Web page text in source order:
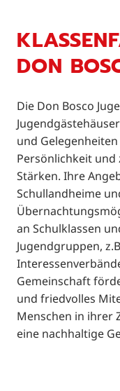
DON
Die Don Bosco
und
Persönlichkeit und
Stärken. Ihre
Schullandheime
an Schulklassen
Jugendgruppen,
Gemeinschaft
und friedvolles
Menschen in ihrer
eine nachhaltige